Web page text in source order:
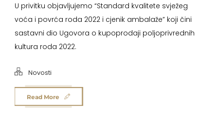
U privitku objavljujemo “Standard kvalitete svježeg
voća i povrća roda 2022 i cjenik ambalaže” koji čini
sastavni dio Ugovora o kupoprodaji poljoprivrednih
kultura roda 2022.
Novosti
Read More